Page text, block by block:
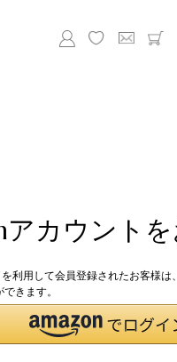
アカウント
利用して会員登録されたお客様
きます。